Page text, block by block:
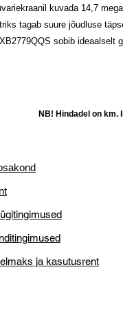
kuvada 14,7
tagab suure jõudluse
sobib ideaalselt
NB! Hindadel on km.
ja kasutusrent